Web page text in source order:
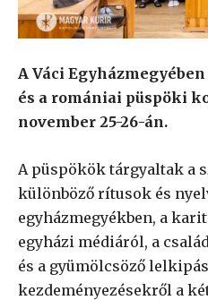
A Váci
és a romániai püspöki
november 25-26-án.
A püspökök tárgyaltak a
különböző rítusok és
egyházmegyékben, a
egyházi médiáról, a
és a gyümölcsöző
kezdeményezésekről a